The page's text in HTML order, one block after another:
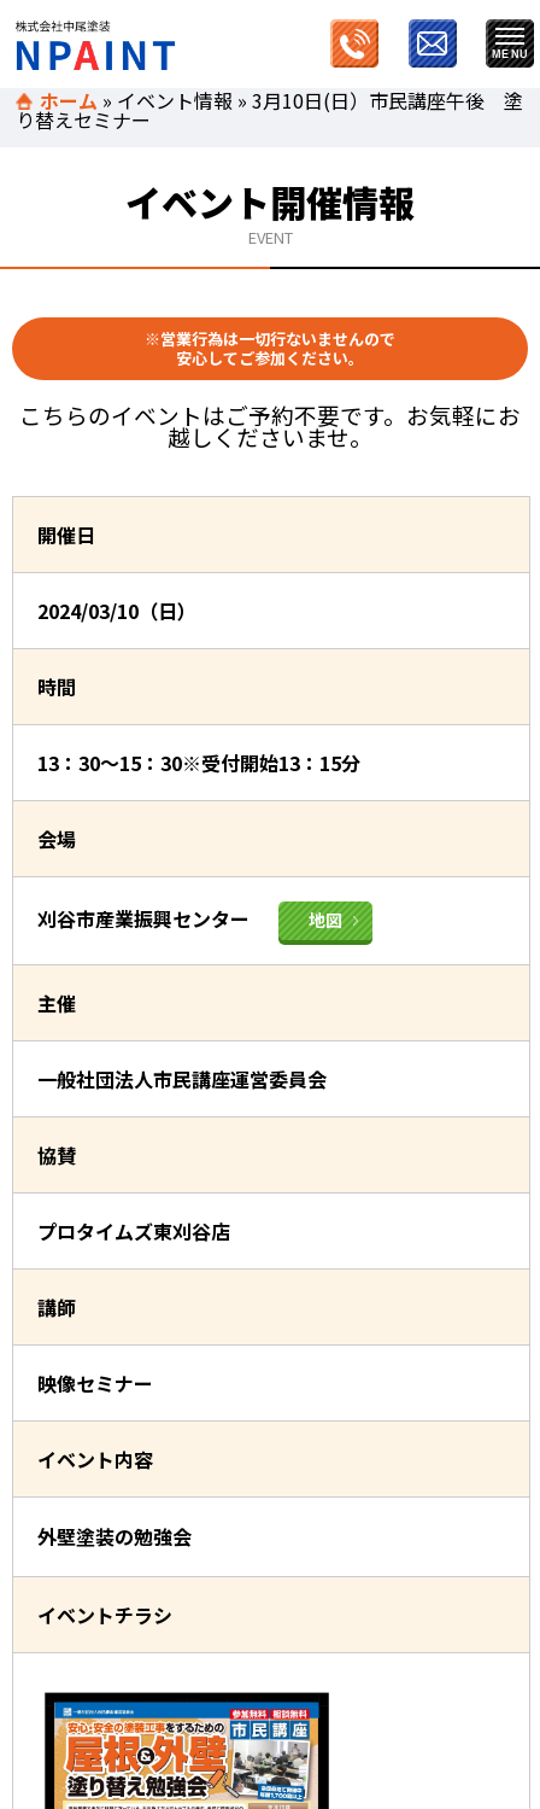
ホーム » イベント情報 »3月10日(日）市民講座午後 塗
り替えセミナー
イベント開催情報
EVENT
※営業行為は一切行ないませんので
安心してご参加ください。
こちらのイベントはご予約不要です。お気軽にお
越しくださいませ。
開催日
2024/03/10（日）
時間
13：30～15：30※受付開始13：15分
会場
刈谷市産業振興センター 地図
主催
一般社団法人市民講座運営委員会
協賛
プロタイムズ東刈谷店
講師
映像セミナー
イベント内容
外壁塗装の勉強会
イベントチラシ